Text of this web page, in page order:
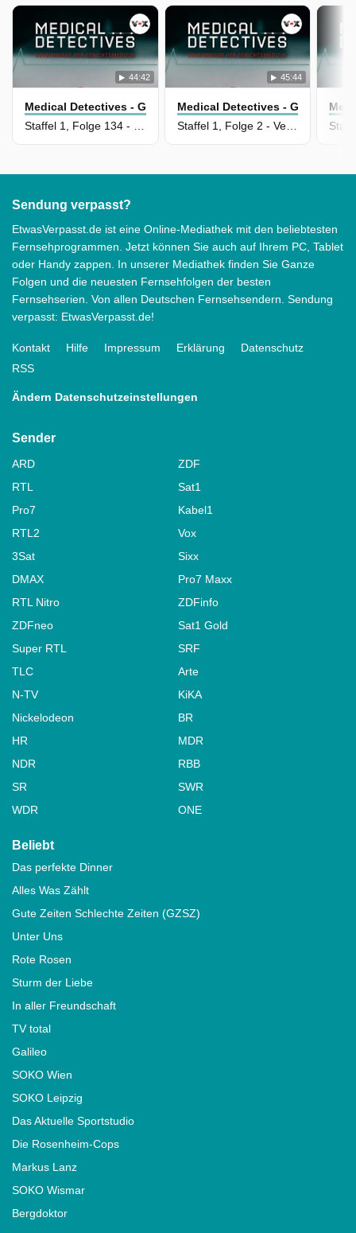
44:42
Medical Detectives - Geheimnisse Der Gerichtsmedizin
45:44
Medical Detectives -
Staffel 1, Folge 2 - Verräterische Abdrücke
Sendung verpasst?
EtwasVerpasst.de ist eine Online-Mediathek mit den beliebtesten
Fernsehprogrammen. Jetzt können Sie auch auf Ihrem PC, Tablet
oder Handy zappen. In unserer Mediathek finden Sie Ganze
Folgen und die neuesten Fernsehfolgen der besten
Fernsehserien. Von allen Deutschen Fernsehsendern. Sendung
verpasst: EtwasVerpasst.de!
Kontakt Hilfe Impressum Erklärung
Datenschutz
RSS
Ändern Datenschutzeinstellungen
Sender
ARD
ZDF
RTL
Sat1
Pro7
Kabel1
RTL2
Vox
3Sat
Sixx
DMAX
Pro7 Maxx
RTL Nitro
ZDFinfo
ZDFneo
Sat1 Gold
Super RTL
SRF
TLC
Arte
N-TV
KiKA
Nickelodeon
BR
HR
MDR
NDR
RBB
SR
SWR
WDR
ONE
Beliebt
Das perfekte Dinner
Alles Was Zählt
Gute Zeiten Schlechte Zeiten (GZSZ)
Unter Uns
Rote Rosen
Sturm der Liebe
In aller Freundschaft
TV total
Galileo
SOKO Wien
SOKO Leipzig
Das Aktuelle Sportstudio
Die Rosenheim-Cops
Markus Lanz
SOKO Wismar
Bergdoktor